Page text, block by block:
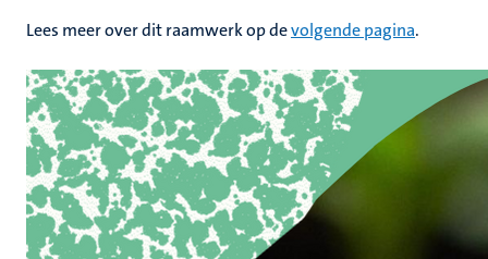
Lees meer over dit raamwerk op devolgende pagina.